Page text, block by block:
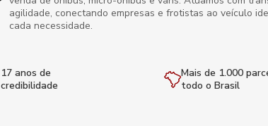
agilidade, conectando empresas e frotistas ao veículo
cada necessidade.
17 anos de
credibilidade
Mais de 1.000
todo o Brasil